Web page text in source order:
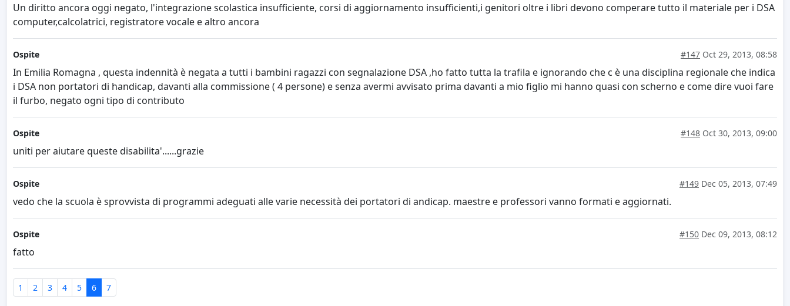
Un diritto ancora oggi negato, l'integrazione scolastica insufficiente, corsi di aggiornamento insufficienti,i genitori oltre i libri devono comperare tutto il materiale per i DSA
computer,calcolatrici, registratore vocale e altro ancora
Ospite #147 Oct 29, 2013, 08:58
In Emilia Romagna , questa indennità è negata a tutti i bambini ragazzi con segnalazione DSA ,ho fatto tutta la trafila e ignorando che c è una disciplina regionale che indica
i DSA non portatori di handicap, davanti alla commissione ( 4 persone) e senza avermi avvisato prima davanti a mio figlio mi hanno quasi con scherno e come dire vuoi fare
il furbo, negato ogni tipo di contributo
Ospite #148 Oct 30, 2013, 09:00
uniti per aiutare queste disabilita'......grazie
Ospite #149 Dec 05, 2013, 07:49
vedo che la scuola è sprovvista di programmi adeguati alle varie necessità dei portatori di andicap. maestre e professori vanno formati e aggiornati.
Ospite #150 Dec 09, 2013, 08:12
fatto
1 2 3 4 5 6 7